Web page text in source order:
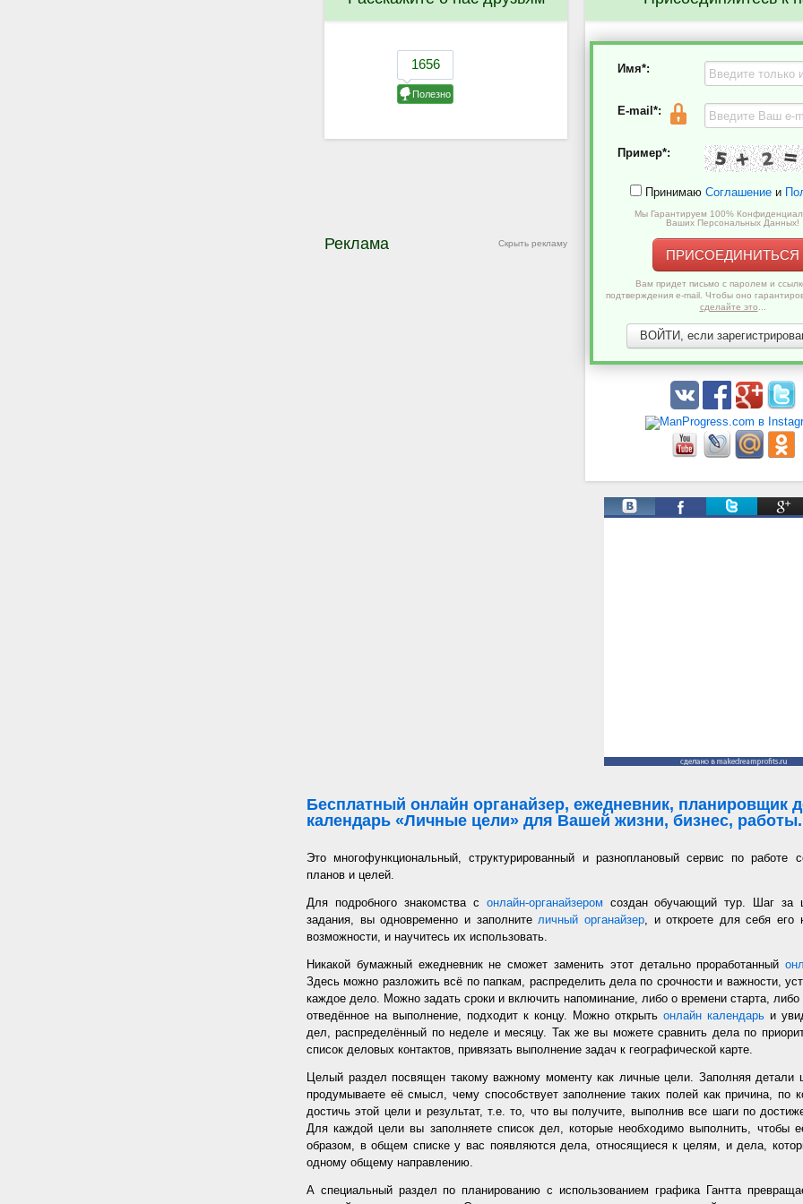
Скрыть рекламу
Реклама
Имя*:
E-mail*:
Пример*:
Принимаю Соглашениеи
Мы Гарантируем 100%
Ваших Персональных Данных!
ПРИСОЕДИНИТЬСЯ
Вам придет письмо с паролем и
подтверждения e-mail. Чтобы оно
сделайте это
ВОЙТИ, если
Бесплатный онлайн органайзер, ежедневник, планировщик
календарь «Личные цели» для Вашей жизни, бизнес,
Это многофункциональный, структурированный и разноплановый сервис по работе
планов и целей.
Для подробного знакомства с онлайн-органайзером создан обучающий тур. Шаг за
задания, вы одновременно и заполнителичный органайзер, и откроете для себя его
возможности, и научитесь их использовать.
Никакой бумажный ежедневник не сможет заменить этот детально проработанный
Здесь можно разложить всё по папкам, распределить дела по срочности и важности,
каждое дело. Можно задать сроки и включить напоминание, либо о времени старта,
отведённое на выполнение, подходит к концу. Можно открыть онлайн календарь и
дел, распределённый по неделе и месяцу. Так же вы можете сравнить дела по
список деловых контактов, привязать выполнение задач к географической карте.
Целый раздел посвящен такому важному моменту как личные цели. Заполняя детали
продумываете её смысл, чему способствует заполнение таких полей как причина, по
достичь этой цели и результат, т.е. то, что вы получите, выполнив все шаги по
Для каждой цели вы заполняете список дел, которые необходимо выполнить, чтобы
образом, в общем списке у вас появляются дела, относящиеся к целям, и дела,
одному общему направлению.
А специальный раздел по планированию с использованием графика Гантта